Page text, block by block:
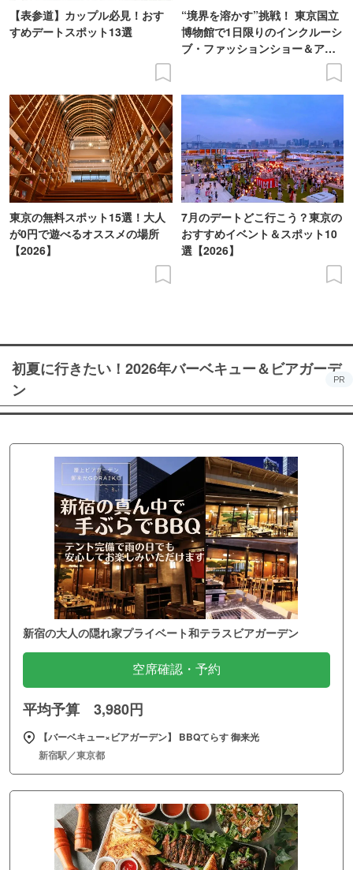
【表参道】カップル必見！おす
すめデートスポット13選
“境界を溶かす”挑戦！ 東京国立
博物館で1日限りのインクルーシ
ブ・ファッションショー＆アー
東京の無料スポット15選！大人
が0円で遊べるオススメの場所
【2026】
7月のデートどこ行こう？東京の
おすすめイベント＆スポット10
選【2026】
初夏に行きたい！2026年バーベキュー＆ビアガーデ
ン
PR
新宿の大人の隠れ家プライベート和テラスビアガーデン
空席確認・予約
平均予算 3,980円
【バーベキュー×ビアガーデン】 BBQてらす 御来光
新宿駅／東京都